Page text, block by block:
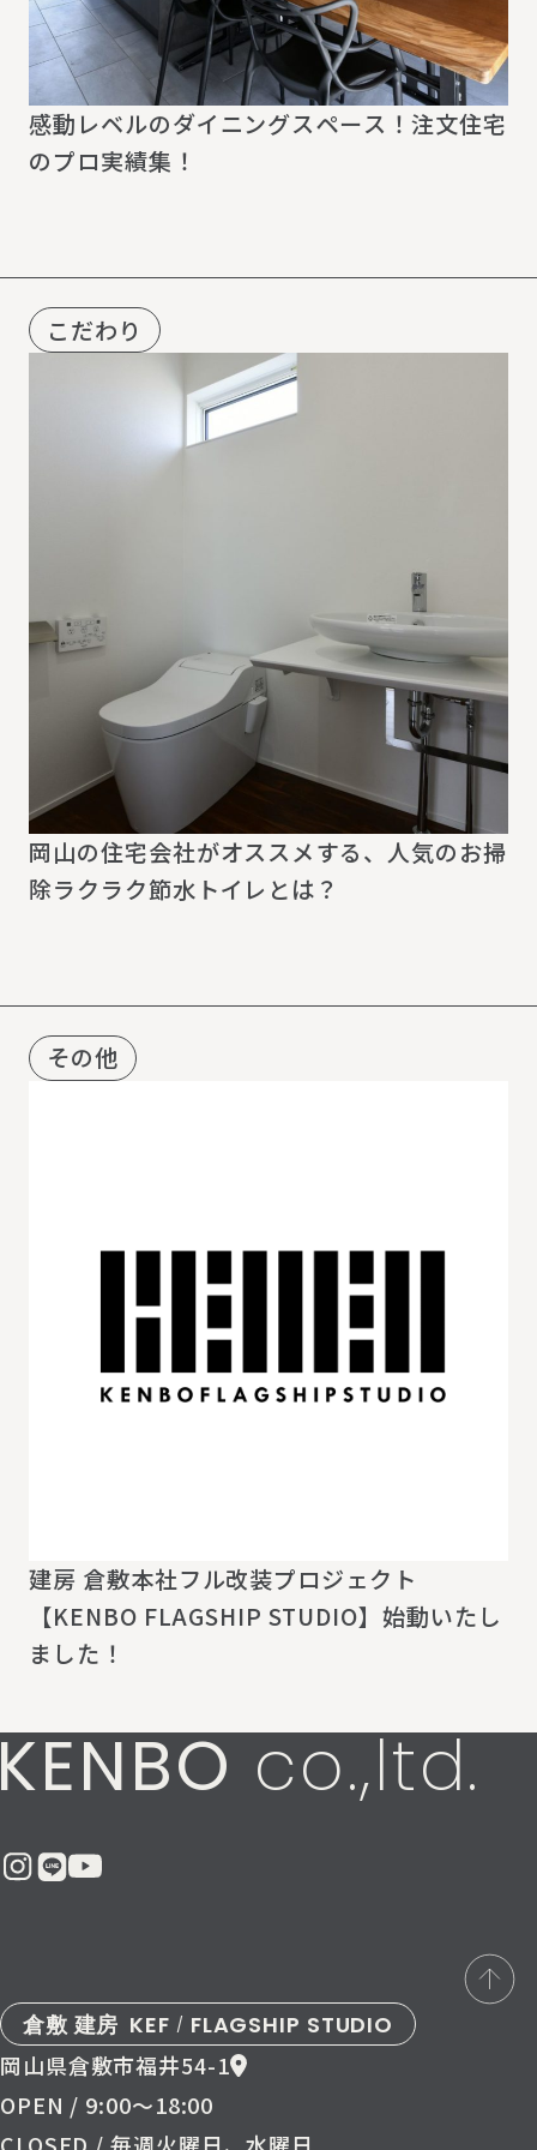
感動レベルのダイニングスペース！注文住宅
のプロ実績集！
こだわり
岡山の住宅会社がオススメする、人気のお掃
除ラクラク節水トイレとは？
その他
建房 倉敷本社フル改装プロジェクト
【KENBO FLAGSHIP STUDIO】始動いたし
ました！
co.,ltd.
倉敷 建房 KEF / FLAGSHIP STUDIO
岡山県倉敷市福井54-1
OPEN / 9:00〜18:00